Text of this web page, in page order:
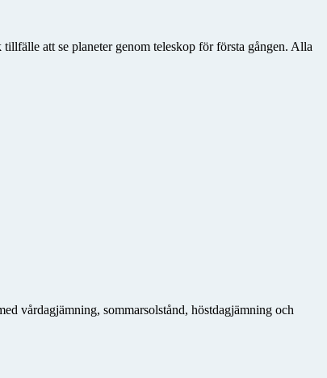
att se planeter genom teleskop för första gången. Alla
vårdagjämning, sommarsolstånd, höstdagjämning och